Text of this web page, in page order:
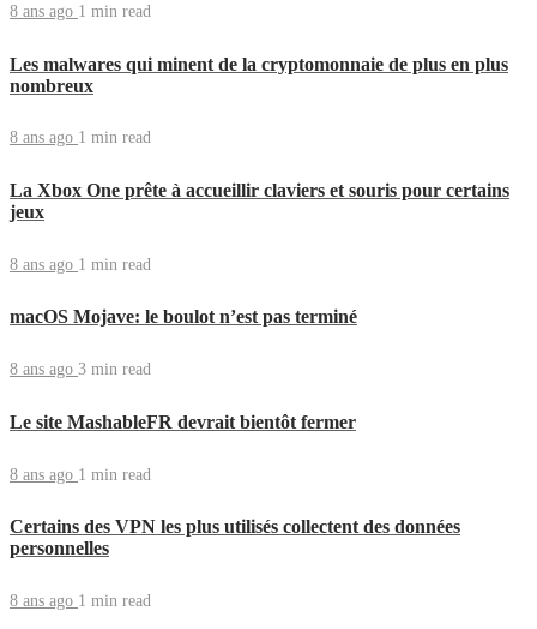
8 ans ago 1 min read
Les malwares qui minent de la cryptomonnaie de plus en plus
nombreux
8 ans ago 1 min read
La Xbox One prête à accueillir claviers et souris pour certains
jeux
8 ans ago 1 min read
macOS Mojave: le boulot n’est pas terminé
8 ans ago 3 min read
Le site MashableFR devrait bientôt fermer
8 ans ago 1 min read
Certains des VPN les plus utilisés collectent des données
personnelles
8 ans ago 1 min read